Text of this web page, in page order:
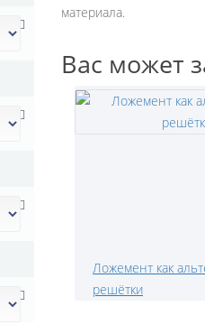
материала.
Вас может
Ложемент как
решётки